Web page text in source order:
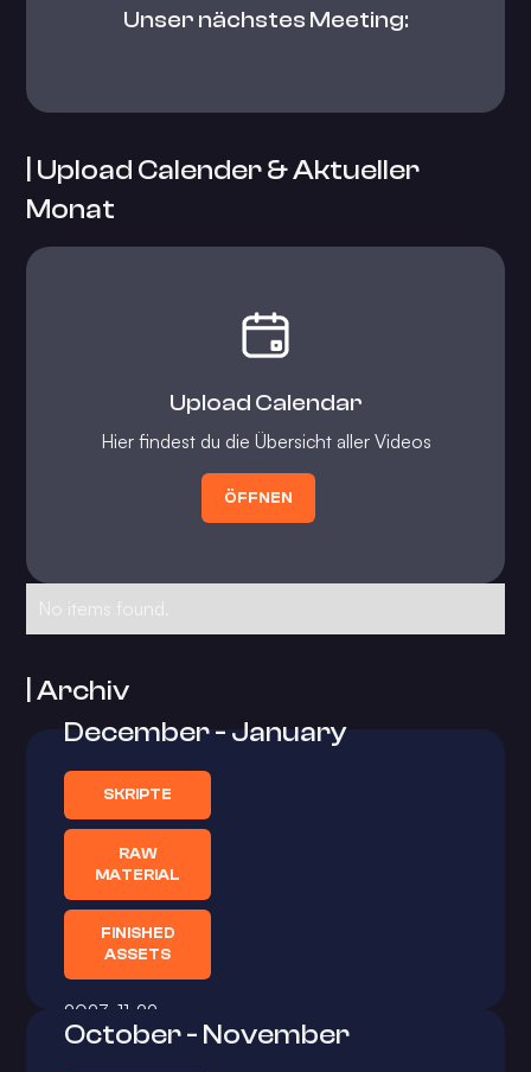
Unser nächstes Meeting:
| Upload Calender & Aktueller
Monat
Upload Calendar
Hier findest du die Übersicht aller Videos
ÖFFNEN
No items found.
| Archiv
December - January
SKRIPTE
RAW
MATERIAL
FINISHED
ASSETS
2023-11-22
October - November